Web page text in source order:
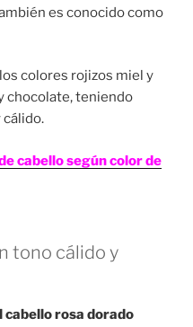
es conocido como
colores rojizos miel y
chocolate, teniendo
cabello según color de
tono cálido y
cabello rosa dorado